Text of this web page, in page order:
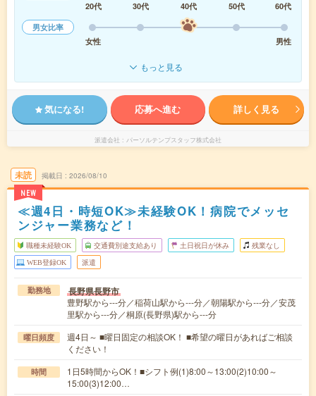
20代
30代 40代 50代
60代
男女比率
女性
男性
もっと見る
気になる! 応募へ進む 詳しく見る
派遣会社 パーソルテンプスタッフ株式会社
未読
NEW
掲載日 2026/08/10
≪週4日・時短OK≫未経験OK！病院でメッセ
ンジャー業務など！
職種未経験OK 交通費別途支給あり 土日祝日が休み 残業なし
WEB登録OK 派遣
勤務地 長野県長野市
豊野駅から---分／稲荷山駅から---分／朝陽駅から---分／安茂
里駅から---分／桐原(長野県)駅から---分
曜日頻度
週4日～ ■曜日固定の相談OK！ ■希望の曜日があればご相談
ください！
時間
1日5時間からOK！■シフト例(1)8:00～13:00(2)10:00～
15:00(3)12:00…